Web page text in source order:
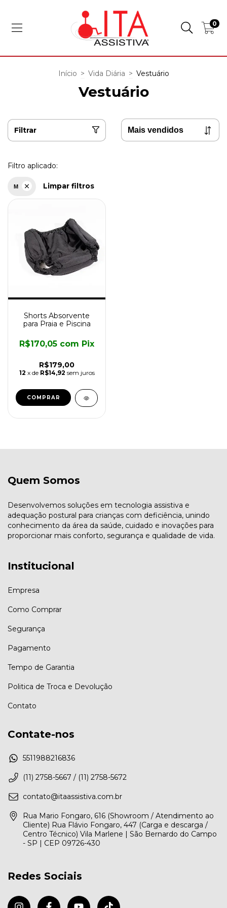
0
Início > Vida Diária > Vestuário
Vestuário
Filtrar
Filtro aplicado:
M Limpar filtros
Shorts Absorvente
para Praia e Piscina
R$179,00
R$170,05 com Pix
12 x de R$14,92 sem juros
COMPRAR
Quem Somos
Desenvolvemos soluções em tecnologia assistiva e
adequação postural para crianças com deficiência, unindo
conhecimento da área da saúde, cuidado e inovações para
proporcionar mais conforto, segurança e qualidade de vida.
Institucional
Empresa
Como Comprar
Segurança
Pagamento
Tempo de Garantia
Politica de Troca e Devolução
Contato
Contate-nos
5511988216836
(11) 2758-5667 / (11) 2758-5672
contato@itaassistiva.com.br
Rua Mario Fongaro, 616 (Showroom / Atendimento ao
Cliente) Rua Flávio Fongaro, 447 (Carga e descarga /
Centro Técnico) Vila Marlene | São Bernardo do Campo
- SP | CEP 09726-430
Redes Sociais